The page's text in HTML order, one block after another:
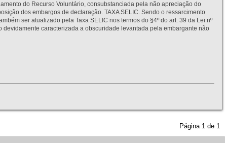
do Recurso Voluntário, consubstanciada pela não apreciação do
dos embargos de declaração. TAXA SELIC. Sendo o ressarcimento
ser atualizado pela Taxa SELIC nos termos do §4º do art. 39 da Lei nº
devidamente caracterizada a obscuridade levantada pela embargante não
Página 1 de 1